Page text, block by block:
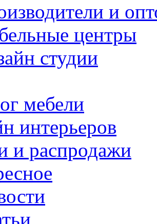
и
центры
студии
мебели
интерьеров
и распродажи